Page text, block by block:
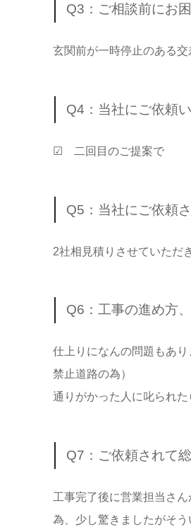
Q3：ご相談前にお
玄関前が一時停止のある
Q4：当社にご依頼
☑ 二回目のご提案で
Q5：当社にご依頼
2社相見積りさせていただ
Q6：工事の進め方
仕上りになんの問題もあ
禁止道路の為）
通りがかった人に叱られた
Q7：ご依頼されて
工事完了後に営業担当さ
為、少し驚きましたがそう